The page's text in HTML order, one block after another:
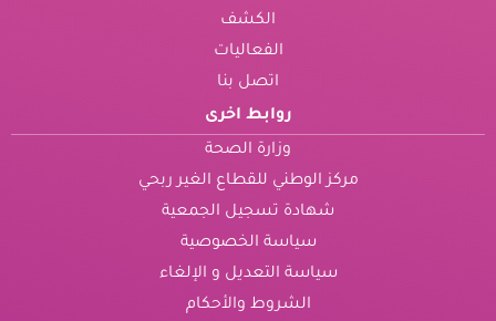
الكشف
الفعاليات
اتصل بنا
روابط اخرى
وزارة الصحة
مركز الوطني للقطاع الغير ربحي
شهادة تسجيل الجمعية
سياسة الخصوصية
سياسة التعديل و الإلغاء
الشروط والأحكام